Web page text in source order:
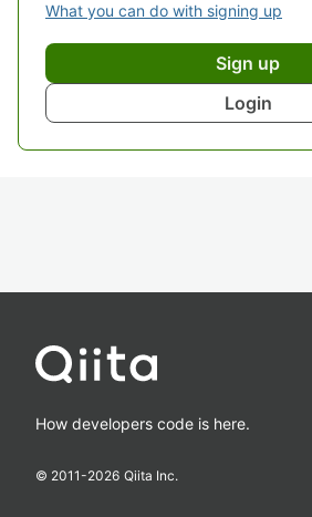
What you can do with signing up
Sign up
Login
How developers code is here.
© 2011-2026 Qiita Inc.